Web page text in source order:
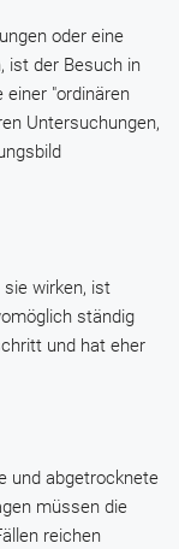
oder eine
ist der Besuch in
"ordinären
Untersuchungen,
sie wirken, ist
ständig
und hat eher
und abgetrocknete
müssen die
reichen